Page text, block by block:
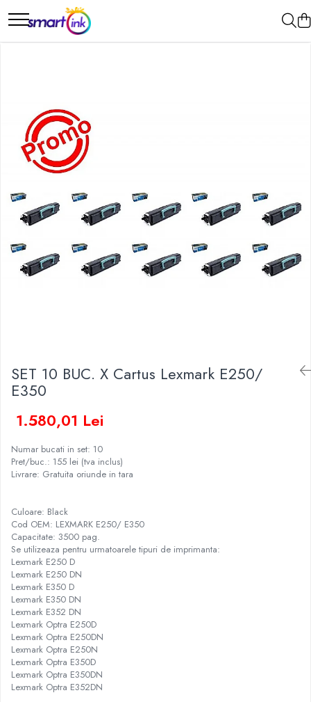
SET 10 BUC. X Cartus Lexmark E250/
E350
1.580,01 Lei
Numar bucati in set: 10
Pret/buc.: 155 lei (tva inclus)
Livrare: Gratuita oriunde in tara
Culoare: Black
Cod OEM: LEXMARK E250/ E350
Capacitate: 3500 pag.
Se utilizeaza pentru urmatoarele tipuri de imprimanta:
Lexmark E250 D
Lexmark E250 DN
Lexmark E350 D
Lexmark E350 DN
Lexmark E352 DN
Lexmark Optra E250D
Lexmark Optra E250DN
Lexmark Optra E250N
Lexmark Optra E350D
Lexmark Optra E350DN
Lexmark Optra E352DN